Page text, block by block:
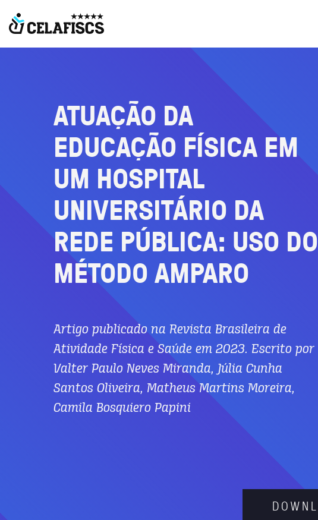
ATUAÇÃO DA
EDUCAÇÃO FÍSICA EM
UM HOSPITAL
UNIVERSITÁRIO DA
REDE PÚBLICA: USO DO
MÉTODOAMPARO
Artigo publicado na Revista Brasileira de
Atividade Física e Saúde em 2023. Escrito por
Valter Paulo Neves Miranda, Júlia Cunha
Santos Oliveira, Matheus Martins Moreira,
Camila Bosquiero Papini
DOWN L